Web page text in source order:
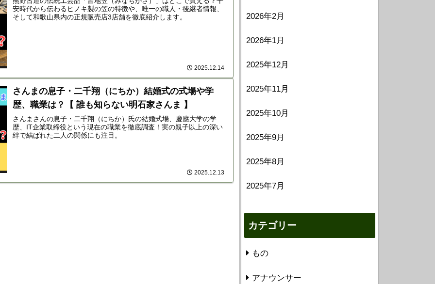
安時代から伝わるヒノキ製の笠の特徴や、唯一の職人・後継者情報、
そして和歌山県内の正規販売店3店舗を徹底紹介します。
2025.12.14
さんまの息子・二千翔（にちか）結婚式の式場や学
歴、職業は？【 誰も知らない明石家さんま 】
さんまさんの息子・二千翔（にちか）氏の結婚式場、慶應大学の学
歴、IT企業取締役という現在の職業を徹底調査！実の親子以上の深い
絆で結ばれた二人の関係にも注目。
2025.12.13
2026年2月
2026年1月
2025年12月
2025年11月
2025年10月
2025年9月
2025年8月
2025年7月
カテゴリー
もの
アナウンサー